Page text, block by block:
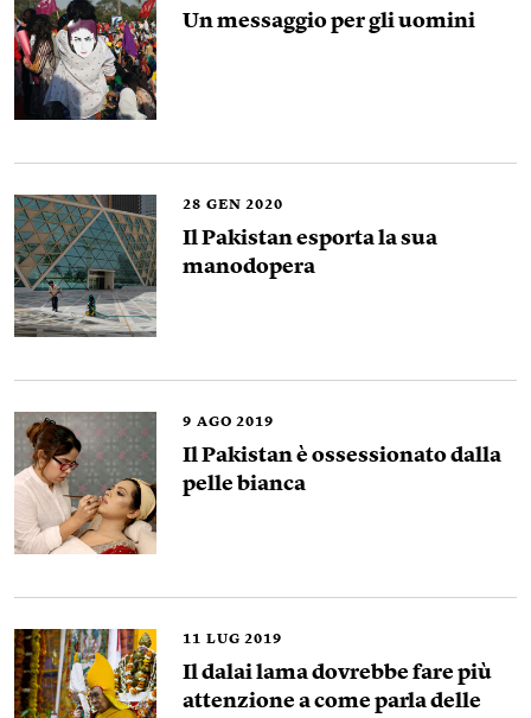
Un messaggio per gli uomini
28 GEN 2020
Il Pakistan esporta la sua
manodopera
9 AGO 2019
Il Pakistan è ossessionato dalla
pelle bianca
11 LUG 2019
Il dalai lama dovrebbe fare più
attenzione a come parla delle